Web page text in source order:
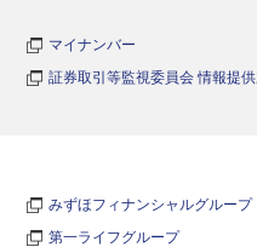
マイナンバー
証券取引等監視委員会 情報提供
みずほフィナンシャルグループ
第一ライフグループ